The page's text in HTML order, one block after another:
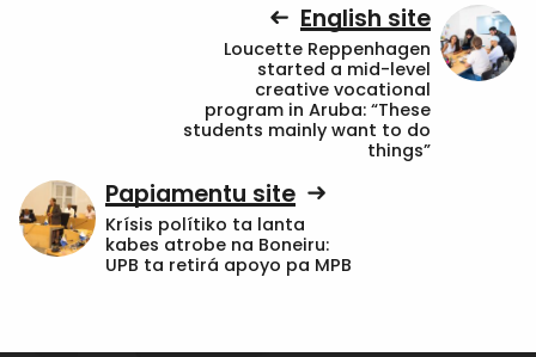
English site
Loucette Reppenhagen
started a mid-level
creative vocational
program in Aruba: “These
students mainly want to do
things”
Papiamentu site
Krísis polítiko ta lanta
kabes atrobe na Boneiru:
UPB ta retirá apoyo pa MPB